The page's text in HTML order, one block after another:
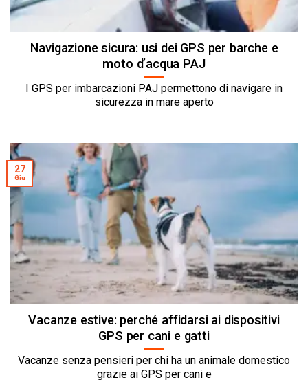
Navigazione sicura: usi dei GPS per barche e
moto d’acqua PAJ
I GPS per imbarcazioni PAJ permettono di navigare in
sicurezza in mare aperto
Vacanze estive: perché affidarsi ai dispositivi
GPS per cani e gatti
Vacanze senza pensieri per chi ha un animale domestico
grazie ai GPS per cani e
27
Giu